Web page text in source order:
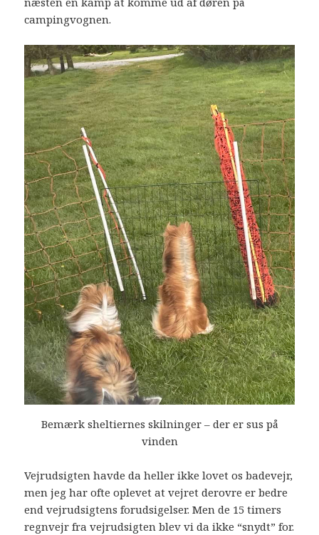
campingvognen.
Bemærk sheltiernes skilninger – der er sus på
vinden
Vejrudsigten havde da heller ikke lovet os badevejr,
men jeg har ofte oplevet at vejret derovre er bedre
end vejrudsigtens forudsigelser. Men de 15 timers
regnvejr fra vejrudsigten blev vi da ikke “snydt” for.